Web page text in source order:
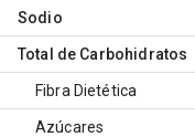
Sodio
Total de Carbohidratos
Fibra Dietética
Azúcares